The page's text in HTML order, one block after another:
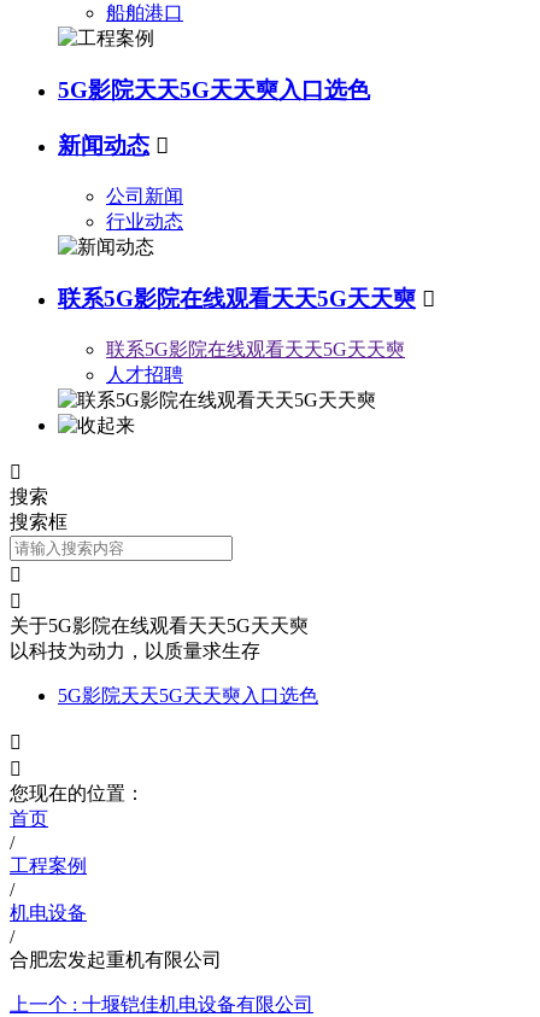
船舶港口
5G影院天天5G天天奭入口选色
新闻动态 
公司新闻
行业动态
联系5G影院在线观看天天5G天天奭 
联系5G影院在线观看天天5G天天奭
人才招聘

搜索
搜索框


关于5G影院在线观看天天5G天天奭
以科技为动力，以质量求生存
5G影院天天5G天天奭入口选色


您现在的位置：
首页
/
工程案例
/
机电设备
/
合肥宏发起重机有限公司
上一个 : 十堰铠佳机电设备有限公司